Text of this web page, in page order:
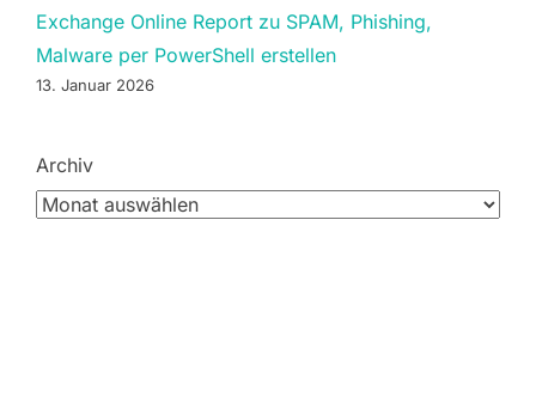
Exchange Online Report zu SPAM, Phishing,
Malware per PowerShell erstellen
13. Januar 2026
Archiv